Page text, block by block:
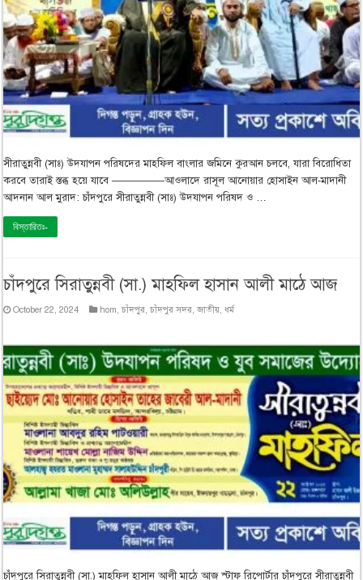
সীরাতুন্নবী (সাঃ) উদযাপন পরিষদের মাহফিল বাংলার জমিনে কুরআন চলবে, যারা বিরোধিতা
করবে তারাই স্তব্ধ হয়ে যাবে —————আওলাদে রাসূল আনোয়ার হোসাইন আল-মাদানী
আদনান আল মুরাদ: চাঁদপুরে সীরাতুন্নবী (সাঃ) উদযাপন পরিষদ ও …
বিস্তারিতঃ-
চাঁদপুরে সিরাতুন্নবী (সা.) মাহফিল হাসান আলী মাঠে আজ
October 22, 2024 hom,চাঁদপুর,চাঁদপুর সদর,জাতীয়,ধর্ম
চাঁদপুরে সিরাতুন্নবী (সা.) মাহফিল হাসান আলী মাঠে আজ স্টাফ রিপোর্টার চাঁদপুরে সীরাতুন্নবী